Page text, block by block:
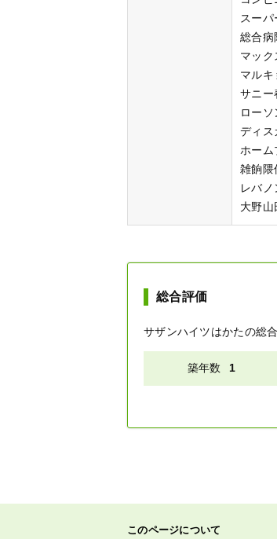
スー
総合
マック
マルキ
サニー
ロー
ディス
ホーム
雑餉隈
レバ
大野山
総合評価
サザンハイツはかたの総
築年数 1
このページについて